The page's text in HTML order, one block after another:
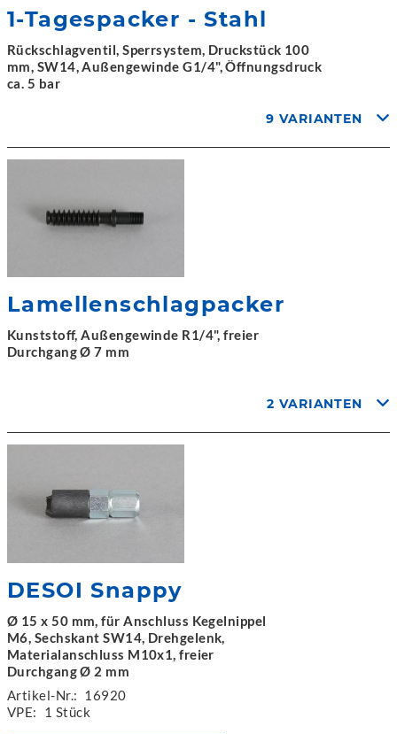
1-Tagespacker - Stahl
Rückschlagventil, Sperrsystem, Druckstück 100
mm, SW14, Außengewinde G1/4", Öffnungsdruck
ca. 5 bar
9 VARIANTEN
Lamellenschlagpacker
Kunststoff, Außengewinde R1/4", freier
Durchgang Ø 7 mm
2 VARIANTEN
DESOI Snappy
Ø 15 x 50 mm, für Anschluss Kegelnippel
M6, Sechskant SW14, Drehgelenk,
Materialanschluss M10x1, freier
Durchgang Ø 2 mm
Artikel-Nr.: 16920
VPE:
1 Stück